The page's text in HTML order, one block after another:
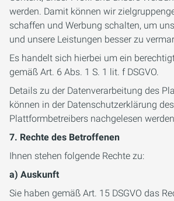
werden. Damit können wir
schaffen und Werbung schalten, um
und unsere Leistungen besser zu
Es handelt sich hierbei um ein
gemäß Art. 6 Abs. 1 S. 1 lit. f DSGVO.
Details zu der Datenverarbeitung des
können in der Datenschutzerklärung des
Plattformbetreibers nachgelesen
7. Rechte des Betroffenen
Ihnen stehen folgende Rechte zu:
a) Auskunft
Sie haben gemäß Art. 15 DSGVO das